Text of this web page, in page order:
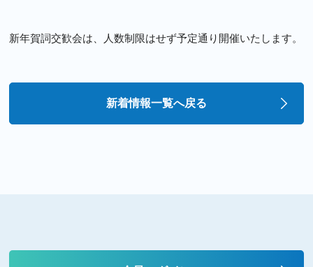
新年賀詞交歓会は、人数制限はせず予定通り開催いたします。
新着情報一覧へ戻る